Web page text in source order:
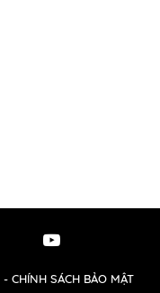
- CHÍNH SÁCH BẢO MẬT